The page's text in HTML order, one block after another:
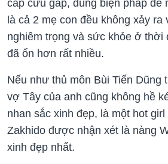
cấp cứu gấp, dùng biện pháp đẻ
là cả 2 mẹ con đều không xảy ra
nghiêm trọng và sức khỏe ở thời
đã ổn hơn rất nhiều.
Nếu như thủ môn Bùi Tiến Dũng
vợ Tây của anh cũng không hề
nhan sắc xinh đẹp, là một hot
Zakhido được nhận xét là nàng
xinh đẹp nhất.